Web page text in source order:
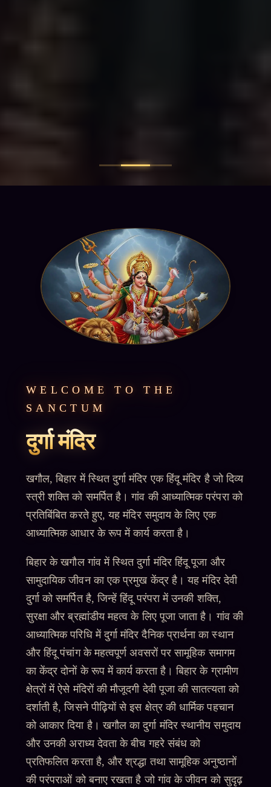
WELCOME TO THE
SANCTUM
दुर्गा मंदिर
खगौल, बिहार में स्थित दुर्गा मंदिर एक हिंदू मंदिर है जो दिव्य
स्त्री शक्ति को समर्पित है। गांव की आध्यात्मिक परंपरा को
प्रतिबिंबित करते हुए, यह मंदिर समुदाय के लिए एक
आध्यात्मिक आधार के रूप में कार्य करता है।
बिहार के खगौल गांव में स्थित दुर्गा मंदिर हिंदू पूजा और
सामुदायिक जीवन का एक प्रमुख केंद्र है। यह मंदिर देवी
दुर्गा को समर्पित है, जिन्हें हिंदू परंपरा में उनकी शक्ति,
सुरक्षा और ब्रह्मांडीय महत्व के लिए पूजा जाता है। गांव की
आध्यात्मिक परिधि में दुर्गा मंदिर दैनिक प्रार्थना का स्थान
और हिंदू पंचांग के महत्वपूर्ण अवसरों पर सामूहिक समागम
का केंद्र दोनों के रूप में कार्य करता है। बिहार के ग्रामीण
क्षेत्रों में ऐसे मंदिरों की मौजूदगी देवी पूजा की सातत्यता को
दर्शाती है, जिसने पीढ़ियों से इस क्षेत्र की धार्मिक पहचान
को आकार दिया है। खगौल का दुर्गा मंदिर स्थानीय समुदाय
और उनकी अराध्य देवता के बीच गहरे संबंध को
प्रतिफलित करता है, और श्रद्धा तथा सामूहिक अनुष्ठानों
की परंपराओं को बनाए रखता है जो गांव के जीवन को सुदृढ़